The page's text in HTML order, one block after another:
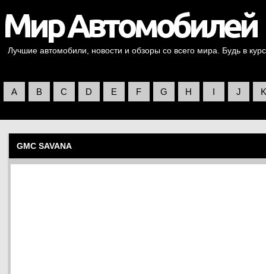
Лучшие автомобили, новости и обзоры со всего мира. Будь в
A B C D E F G H I J K
GMC SAVANA